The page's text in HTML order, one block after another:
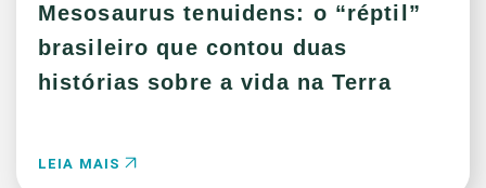
Mesosaurus tenuidens: o “réptil”
brasileiro que contou duas
histórias sobre a vida na Terra
LEIA MAIS